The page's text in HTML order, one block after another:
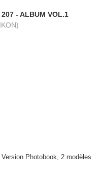
- ALBUM VOL.1
Photobook, 2 modèles